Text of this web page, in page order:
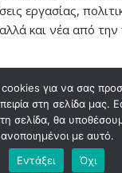
εργασίας,
και νέα από την
Designed by IMPEL
cookies για να σας
στη σελίδα μας.
τη σελίδα, θα
με αυτό.
Εντάξει
Όχι